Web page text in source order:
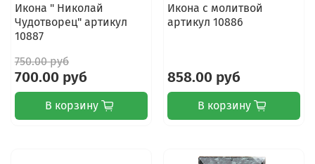
Икона " Николай
Чудотворец" артикул
10887
750.00 руб
700.00 руб
В корзину
Икона с молитвой
артикул 10886
858.00 руб
В корзину